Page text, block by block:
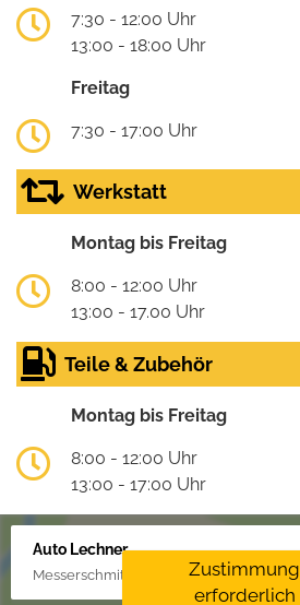
7:30 - 12:00 Uhr
13:00 - 18:00 Uhr
Freitag
7:30 - 17:00 Uhr
Werkstatt
Montag bis Freitag
8:00 - 12:00 Uhr
13:00 - 17.00 Uhr
Teile & Zubehör
Montag bis Freitag
8:00 - 12:00 Uhr
13:00 - 17:00 Uhr
Auto Lechner
Messerschmittstr. 4, 86453 Dasing/Lindl
Zustimmung
erforderlich